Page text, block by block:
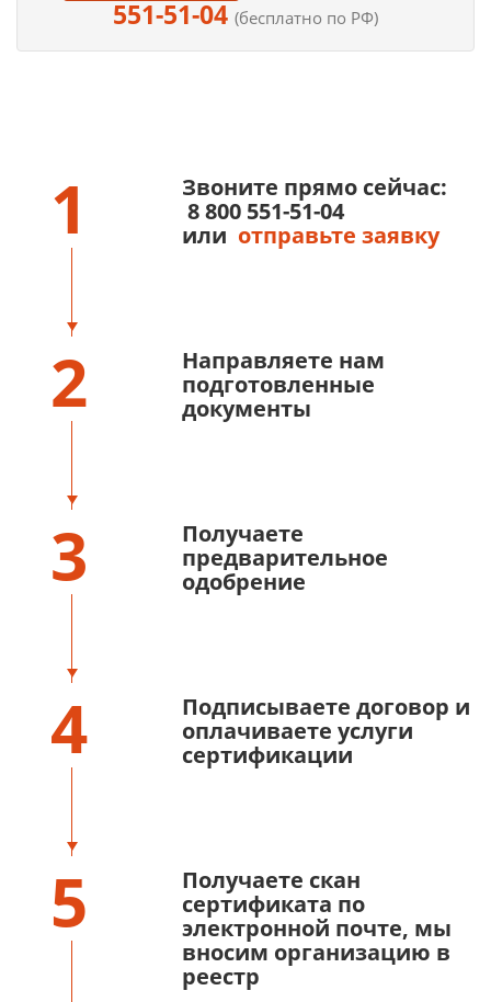
551-51-04 (бесплатно по РФ)
1
Звоните прямо сейчас:
8 800 551-51-04
или отправьте заявку
2
Направляете нам
подготовленные
документы
3
Получаете
предварительное
одобрение
4
Подписываете договор и
оплачиваете услуги
сертификации
5
Получаете скан
сертификата по
электронной почте, мы
вносим организацию в
реестр